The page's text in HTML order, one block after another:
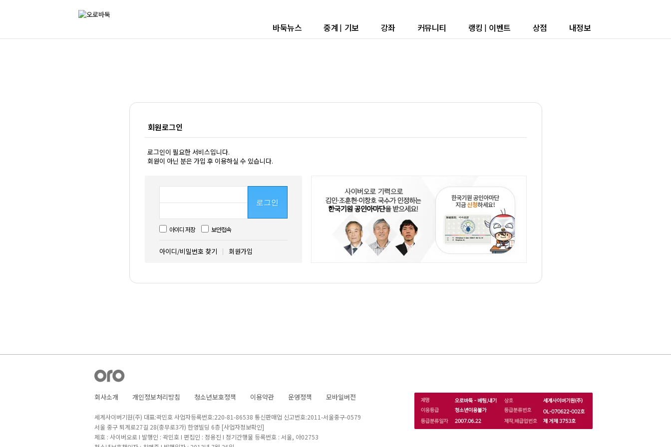
바둑뉴스 중계 | 기보 강좌 커뮤니티 랭킹 | 이벤트 상점 내정보
회원로그인
로그인이 필요한 서비스입니다.
회원이 아닌 분은 가입 후 이용하실 수 있습니다.
로그인
아이디 저장 보안접속
아이디/비밀번호 찾기 회원가입
회사소개 개인정보처리방침 청소년보호정책 이용약관 운영정책 모바일버전
세계사이버기원(주) 대표:곽민호 사업자등록번호:220-81-86538 통신판매업 신고번호:2011-서울중구-0579
서울 중구 퇴계로27길 28(충무로3가) 한영빌딩 6층 [사업자정보확인]
제호 : 사이버오로 I 발행인 : 곽민호 I 편집인 : 정용진 I 정기간행물 등록번호 : 서울, 아02753